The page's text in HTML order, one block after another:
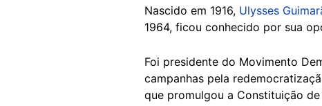
Nascido em 1916, Ulysses
1964, ficou conhecido por sua
Foi presidente do Movimento
campanhas pela
que promulgou a Constituição de